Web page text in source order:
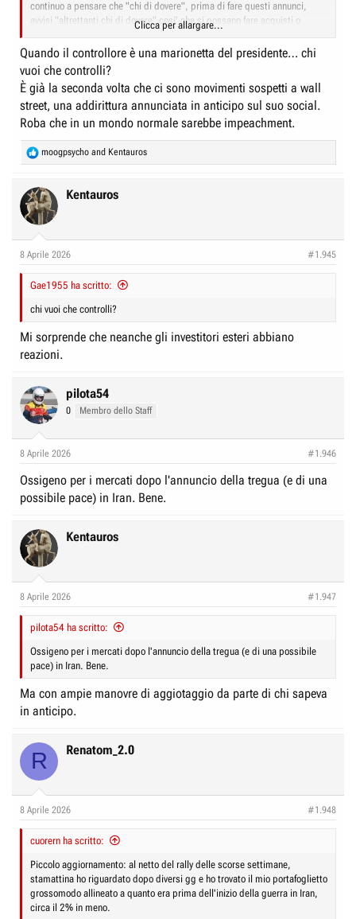
continuo a pensare che "chi di dovere", prima di fare questi annunci,
avvisi "altrettanti chi di dovere" cosi' che si possano fare acquisti o
Qualche settimana fa l'esperta di Sky per economia e mercati aveva
mostrato che il giorno prima dell'avvio delle "operazioni" in Iran, c'era
stato un movimento "anomalo" di vendite su WallStreet (aveva proprio
fatto vedere uno scalino dritto che raccontava come operazioni massive e
simultanee, presumo che questa volta sia successo lo stesso, al
Io non so chi, quanto e come possa farlo, ma ci sarebbe da indagare
testa ma per qualcun altro significa incrementare in maniera istantanea
ricchezze gia' ingenti.
Clicca per allargare...
Quando il controllore è una marionetta del presidente… chi
vuoi che controlli?
È già la seconda volta che ci sono movimenti sospetti a wall
street, una addirittura annunciata in anticipo sul suo social.
Roba che in un mondo normale sarebbe impeachment.
R
e
c
t
i
s
moogpsycho and Kentauros
Kentauros
8 Aprile 2026 #1.945
Gae1955 ha scritto:
chi vuoi che controlli?
Mi sorprende che neanche gli investitori esteri abbiano
reazioni.
pilota54
0 Membro dello Staff
8 Aprile 2026 #1.946
Ossigeno per i mercati dopo l'annuncio della tregua (e di una
possibile pace) in Iran. Bene.
Kentauros
8 Aprile 2026 #1.947
pilota54 ha scritto:
Ossigeno per i mercati dopo l'annuncio della tregua (e di una possibile
pace) in Iran. Bene.
Ma con ampie manovre di aggiotaggio da parte di chi sapeva
in anticipo.
R Renatom_2.0
8 Aprile 2026 #1.948
cuorern ha scritto:
Piccolo aggiornamento: al netto del rally delle scorse settimane,
stamattina ho riguardato dopo diversi gg e ho trovato il mio portafoglietto
grossomodo allineato a quanto era prima dell'inizio della guerra in Iran,
circa il 2% in meno.